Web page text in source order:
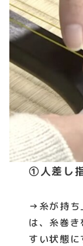
①人差し
→糸が持ち
は、糸巻
すい状態に